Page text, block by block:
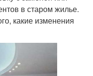
в старом жилье.
какие изменения